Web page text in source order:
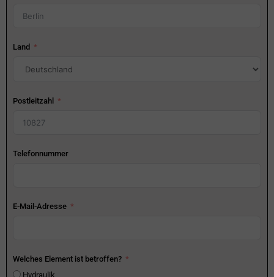
Land
Postleitzahl
Telefonnummer
E-Mail-Adresse
Welches Element ist betroffen?
Hydraulik